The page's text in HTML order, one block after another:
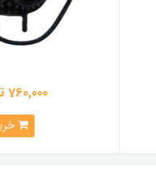
760,000 تومان
خرید